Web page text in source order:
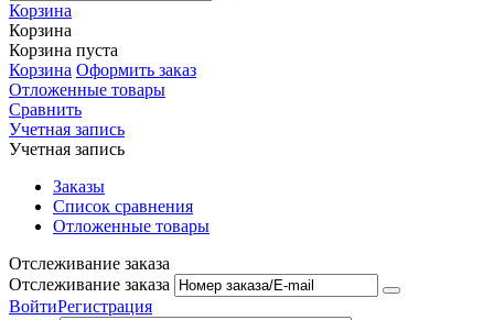
Корзина
Корзина
Корзина пуста
Корзина Оформить заказ
Отложенные товары
Сравнить
Учетная запись
Учетная запись
Заказы
Список сравнения
Отложенные товары
Отслеживание заказа
Отслеживание заказа
ВойтиРегистрация